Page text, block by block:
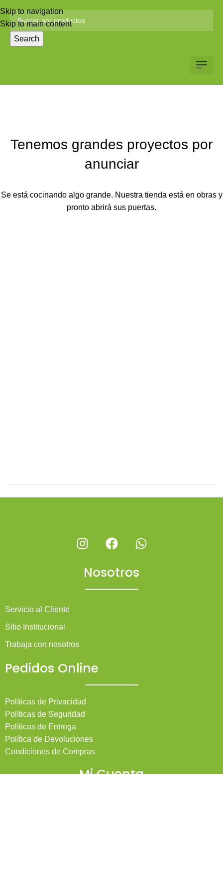
Skip to navigation
Skip to main content
Search
Tenemos grandes proyectos por
anunciar
Se está cocinando algo grande. Nuestra tienda está en obras y
pronto abrirá sus puertas.
Nosotros
Servicio al Cliente
Sitio Institucional
Trabaja con nosotros
Pedidos Online
Políticas de Privacidad
Políticas de Seguridad
Políticas de Entrega
Política de Devoluciones
Condiciones de Compras
Mi Cuenta